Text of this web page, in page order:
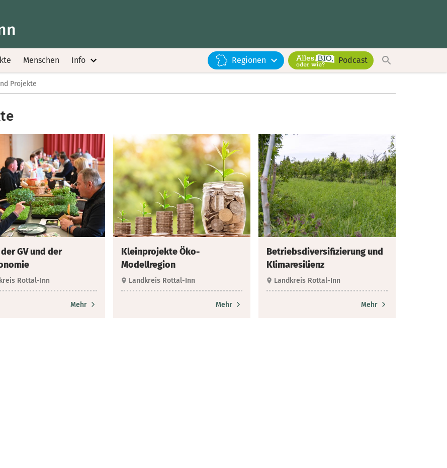
Menschen Info Regionen Podcast
Projekte
GV und der
Rottal-Inn
Mehr
Kleinprojekte Öko-
Modellregion
Landkreis Rottal-Inn
Mehr
Betriebsdiversifizierung und
Klimaresilienz
Landkreis Rottal-Inn
Mehr